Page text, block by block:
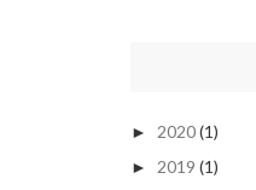
► 2020(1)
► 2019 (1)